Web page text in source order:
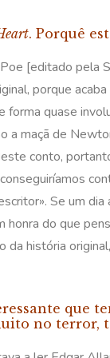
. Porquê
[editado pela
porque
quase
a maçã de
conto,
Se um
do que
história
que
no